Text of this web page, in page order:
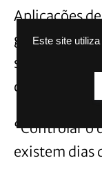
Este site
Aplicações
glicêmico,
sinais do
de pacientes
“Controlar o
existem dias